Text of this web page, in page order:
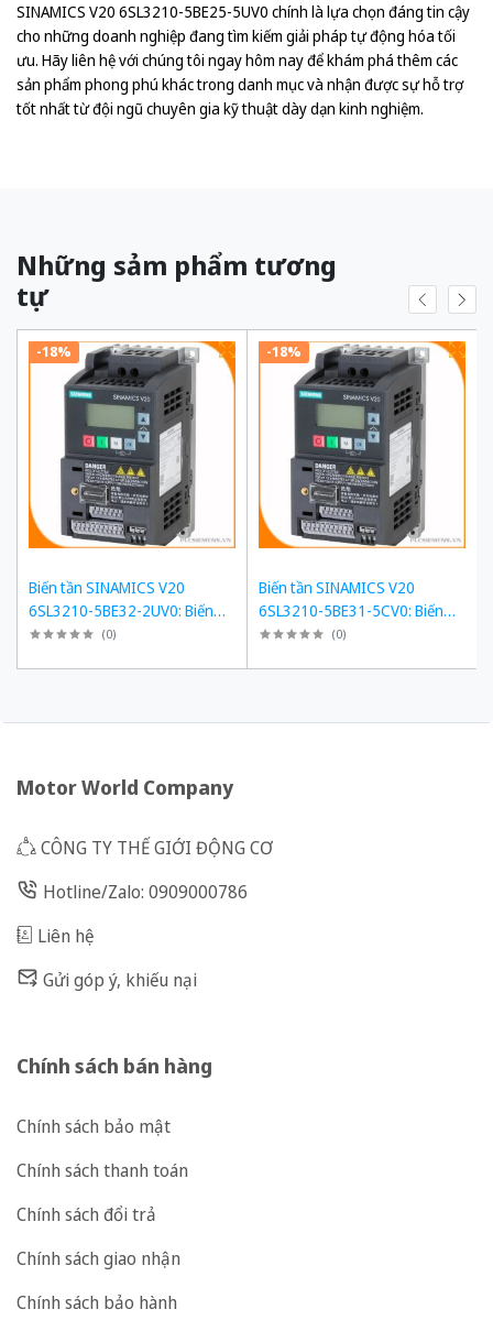
SINAMICS V20 6SL3210-5BE25-5UV0 chính là lựa chọn đáng tin cậy
cho những doanh nghiệp đang tìm kiếm giải pháp tự động hóa tối
ưu. Hãy liên hệ với chúng tôi ngay hôm nay để khám phá thêm các
sản phẩm phong phú khác trong danh mục và nhận được sự hỗ trợ
tốt nhất từ đội ngũ chuyên gia kỹ thuật dày dạn kinh nghiệm.
Những sảm phẩm tương
tự
-18%
Biến tần SINAMICS V20
6SL3210-5BE32-2UV0: Biến
tần 22 kW, Tải quá 150%
(0)
-18%
Biến tần SINAMICS V20
6SL3210-5BE31-5CV0: Biến
tần 15 kW, Tải quá 150%
(0)
Motor World Company
CÔNG TY THẾ GIỚI ĐỘNG CƠ
Hotline/Zalo: 0909000786
Liên hệ
Gửi góp ý, khiếu nại
Chính sách bán hàng
Chính sách bảo mật
Chính sách thanh toán
Chính sách đổi trả
Chính sách giao nhận
Chính sách bảo hành